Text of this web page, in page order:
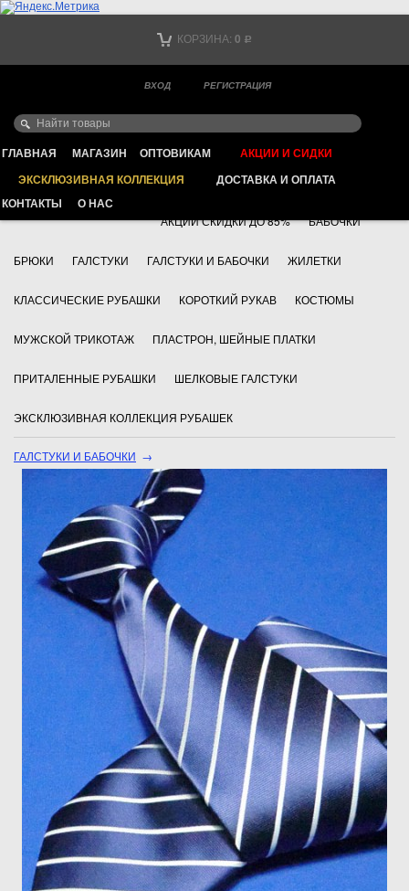
КОРЗИНА: 0 Р
ВХОД РЕГИСТРАЦИЯ
ГЛАВНАЯ МАГАЗИН ОПТОВИКАМ
АКЦИИ И СИДКИ
ЭКСКЛЮЗИВНАЯ КОЛЛЕКЦИЯ
ДОСТАВКА И ОПЛАТА
КОНТАКТЫ
О НАС
Ваш город -
ИНТЕРНЕТ МАГАЗИН КЛАССИЧЕСКОЙ МУЖСКОЙ ОДЕЖДЫ
+7 495 783 69 17 АКСЕССУАРЫ
АКЦИИ СКИДКИ ДО 85% БАБОЧКИ
БРЮКИ ГАЛСТУКИ ГАЛСТУКИ И БАБОЧКИ ЖИЛЕТКИ
КЛАССИЧЕСКИЕ РУБАШКИ КОРОТКИЙ РУКАВ КОСТЮМЫ
МУЖСКОЙ ТРИКОТАЖ ПЛАСТРОН, ШЕЙНЫЕ ПЛАТКИ
ПРИТАЛЕННЫЕ РУБАШКИ ШЕЛКОВЫЕ ГАЛСТУКИ
ЭКСКЛЮЗИВНАЯ КОЛЛЕКЦИЯ РУБАШЕК
ГАЛСТУКИ И БАБОЧКИ →